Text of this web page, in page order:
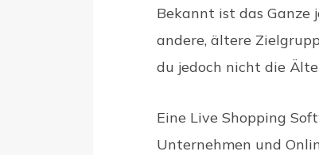
Bekannt ist das Ganze
andere, ältere
du jedoch nicht die
Eine Live Shopping
Unternehmen und